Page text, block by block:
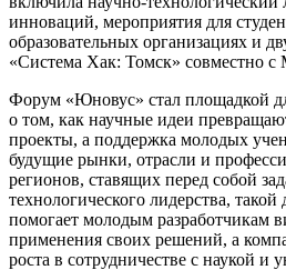
инноваций, мероприятия для
образовательных организациях и
«Система Хак: Томск» совместно
Форум «Юновус» стал площадкой
о том, как научные идеи
проекты, а поддержка молодых
будущие рынки, отрасли и
регионов, ставящих перед собой
технологического лидерства,
помогает молодым разработчикам
применения своих решений, а
роста в сотрудничестве с наукой и